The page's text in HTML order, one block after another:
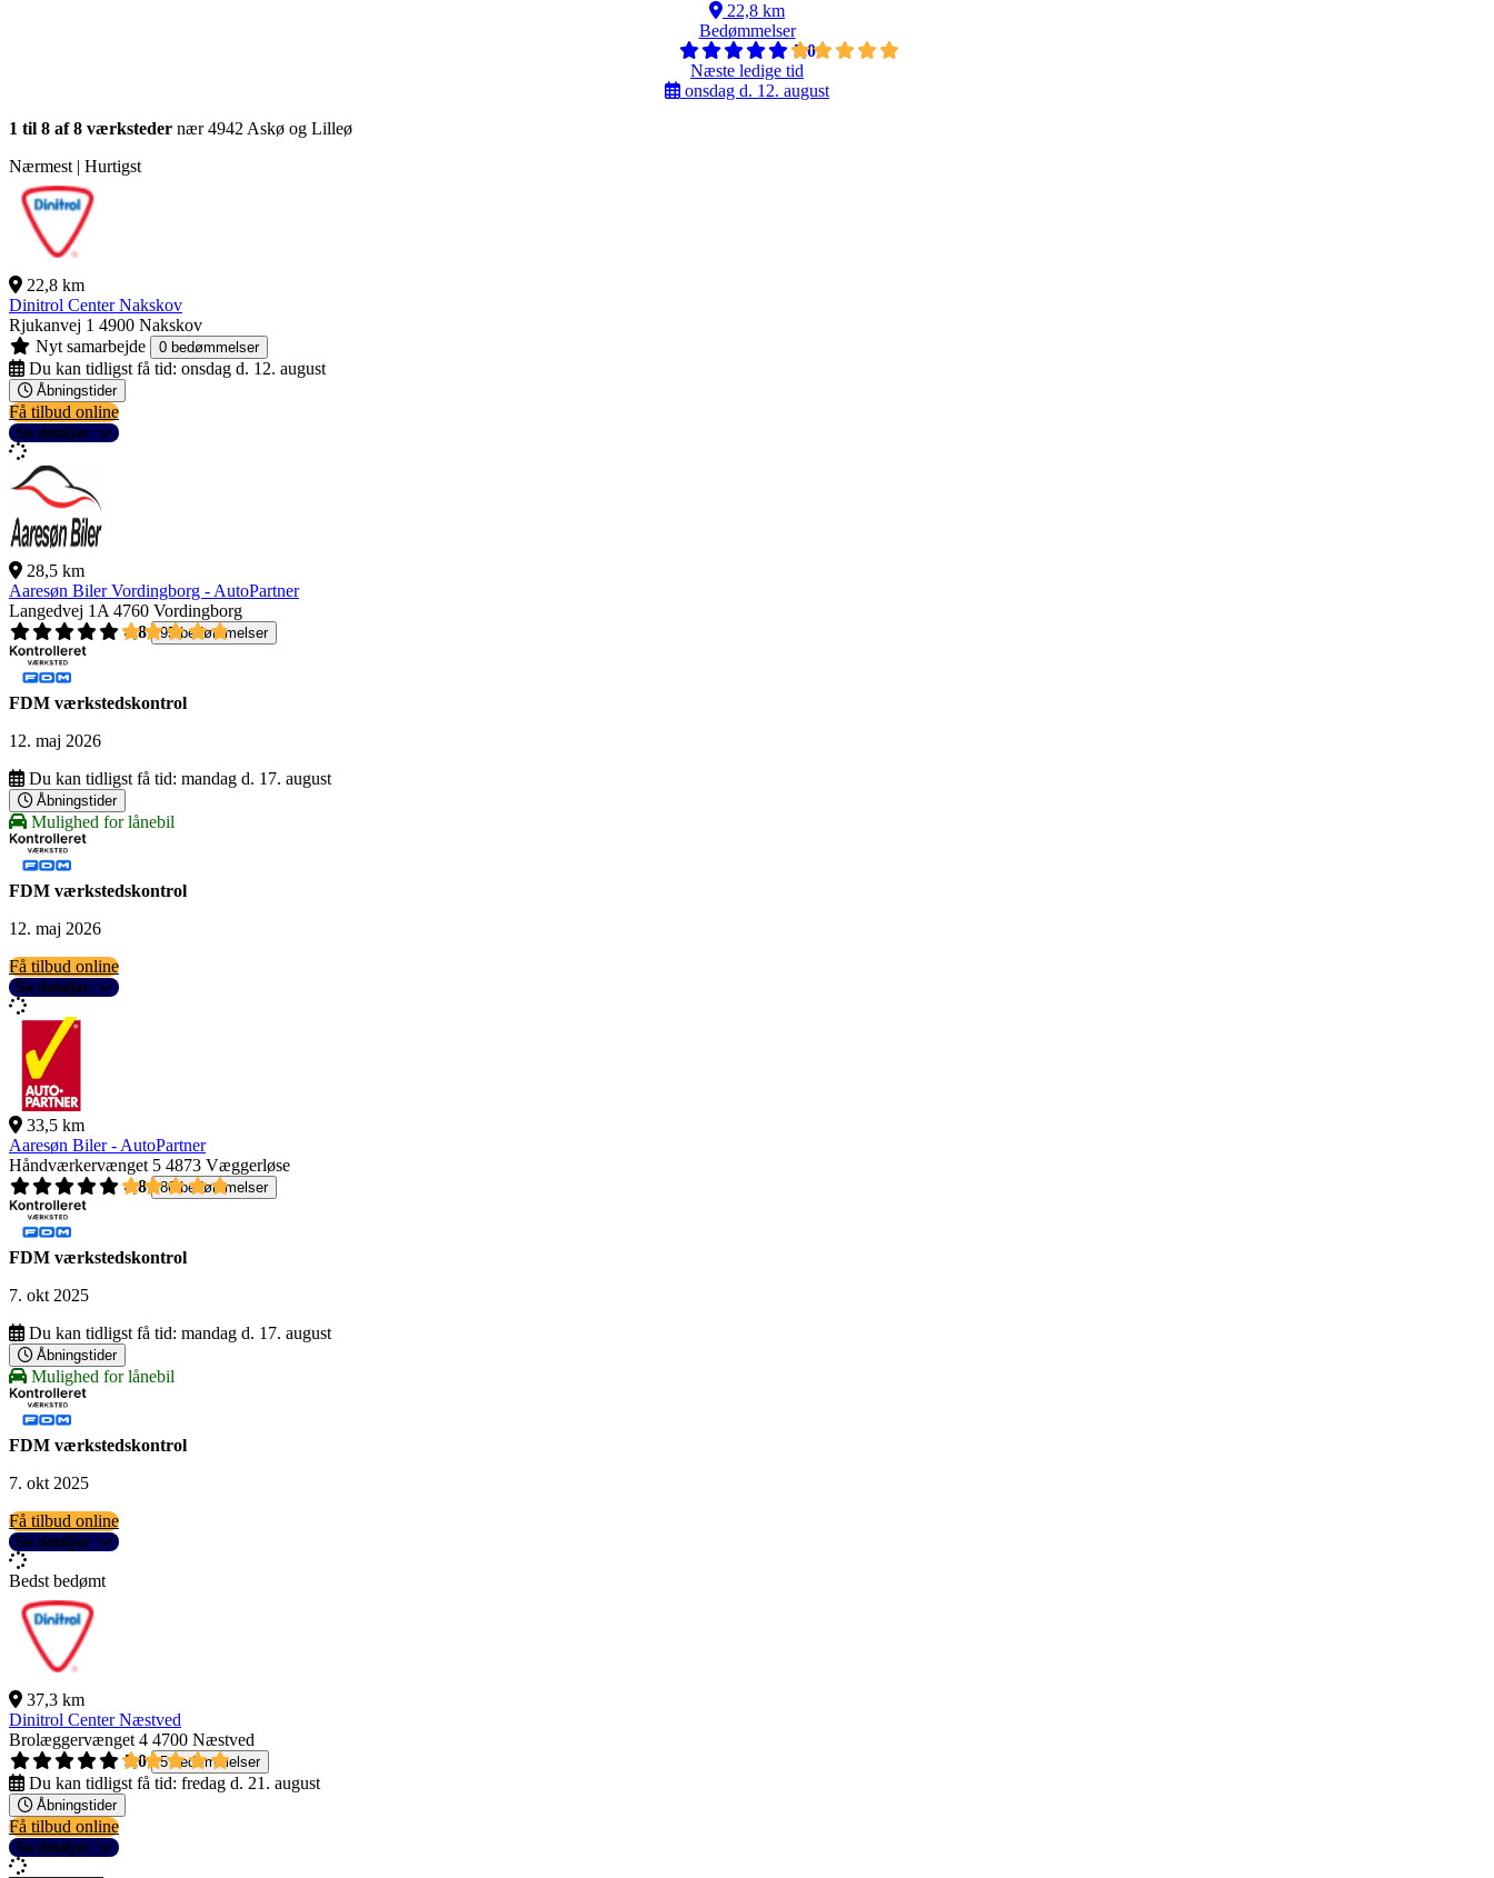
22,8 km
Bedømmelser
5,0
Næste ledige tid
onsdag d. 12. august
1 til 8 af 8 værksteder nær 4942 Askø og Lilleø
Nærmest | Hurtigst
22,8 km
Dinitrol Center Nakskov
Rjukanvej 1 4900 Nakskov
Nyt samarbejde
0 bedømmelser
Du kan tidligst få tid: onsdag d. 12. august
Åbningstider
Få tilbud online
Se detaljer
28,5 km
Aaresøn Biler Vordingborg - AutoPartner
Langedvej 1A 4760 Vordingborg
4,8
95 bedømmelser
FDM værkstedskontrol
12. maj 2026
Du kan tidligst få tid: mandag d. 17. august
Åbningstider
Mulighed for lånebil
FDM værkstedskontrol
12. maj 2026
Få tilbud online
Se detaljer
33,5 km
Aaresøn Biler - AutoPartner
Håndværkervænget 5 4873 Væggerløse
4,8
86 bedømmelser
FDM værkstedskontrol
7. okt 2025
Du kan tidligst få tid: mandag d. 17. august
Åbningstider
Mulighed for lånebil
FDM værkstedskontrol
7. okt 2025
Få tilbud online
Se detaljer
Bedst bedømt
37,3 km
Dinitrol Center Næstved
Brolæggervænget 4 4700 Næstved
5,0
5 bedømmelser
Du kan tidligst få tid: fredag d. 21. august
Åbningstider
Få tilbud online
Se detaljer